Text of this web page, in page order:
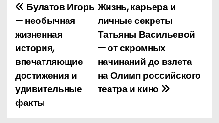
Н
а
в
и
г
а
Жизнь, карьера и
личные секреты
Татьяны Васильевой
— от скромных
начинаний до взлета
на Олимп российского
театра и кино
Булатов Игорь
— необычная
жизненная
история,
впечатляющие
достижения и
удивительные
факты